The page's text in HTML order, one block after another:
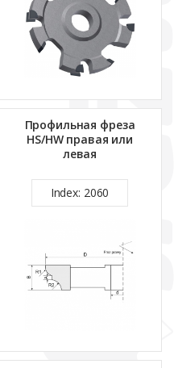
Профильная фреза
HS/HW правая или
левая
Index: 2060